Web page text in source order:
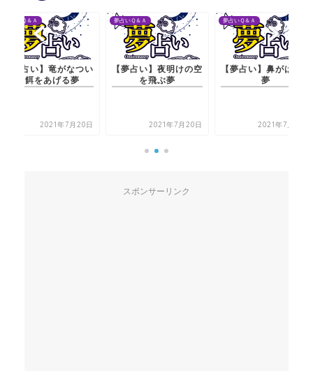
竜がなつい
あげる夢
2021年7月20日
夢占いＱ＆Ａ
【夢占い】夜明けの空
2021年7月20日
夢占いＱ＆Ａ
【夢占い】鼻がはれる
2021年7月20日
スポンサーリンク